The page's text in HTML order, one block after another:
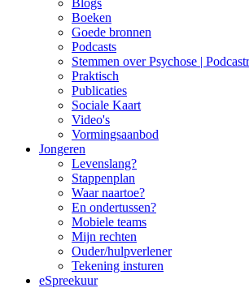
Boeken
Goede bronnen
Podcasts
Stemmen over Psychose |
Praktisch
Publicaties
Sociale Kaart
Video's
Vormingsaanbod
Jongeren
Levenslang?
Stappenplan
Waar naartoe?
En ondertussen?
Mobiele teams
Mijn rechten
Ouder/hulpverlener
Tekening insturen
eSpreekuur